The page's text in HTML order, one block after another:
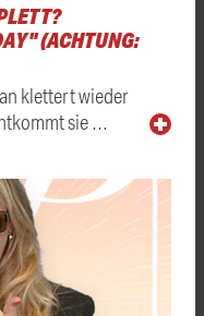
(ACHTUNG:
klettert wieder
sie …